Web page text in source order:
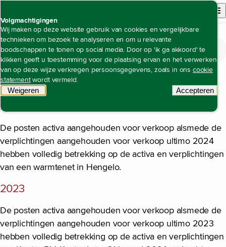
Volgmachtigingen
Wij maken op deze website gebruik van cookies en vergelijkbare
technieken om bezoek te analyseren en om u relevante
boodschappen te tonen op social media. Door op 'ik ga akkoord' te
klikken geeft u toestemming voor de plaatsing ervan en het verwerken
van op deze wijze verkregen persoonsgegevens, zoals in ons cookie
statementwordt vermeld.
Weigeren
Accepteren
Open site
Open content navigation
Jaarrekening
Toelichting op de geconsolideerde jaarrekening
Noot 33 Activa en passiva aangehouden voor verkoop en beëindigde
bedrijfsactiviteiten
Noot 33 Activa en passiva aangehouden
voor verkoop en beëindigde
bedrijfsactiviteiten
2024
De posten activa aangehouden voor verkoop alsmede de
verplichtingen aangehouden voor verkoop ultimo 2024
hebben volledig betrekking op de activa en verplichtingen
van een warmtenet in Hengelo.
2023
De posten activa aangehouden voor verkoop alsmede de
verplichtingen aangehouden voor verkoop ultimo 2023
hebben volledig betrekking op de activa en verplichtingen